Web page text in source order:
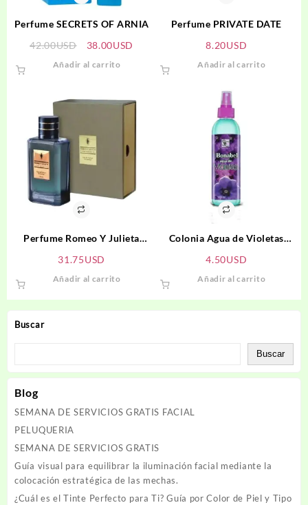
Buscar
Buscar
Blog
SEMANA DE SERVICIOS GRATIS FACIAL
PELUQUERIA
SEMANA DE SERVICIOS GRATIS
Guía visual para equilibrar la iluminación facial mediante la
colocación estratégica de las mechas.
¿Cuál es el Tinte Perfecto para Ti? Guía por Color de Piel y Tipo
Perfume SECRETS OF ARNIA
42.00USD
El
precio
42.00USD.
38.00USD
38.00USD.
Añadir al carrito
Perfume PRIVATE DATE
8.20USD
Añadir al carrito
Perfume Romeo Y Julieta
31.75USD
Añadir al carrito
Colonia Agua de Violetas
4.50USD
Añadir al carrito